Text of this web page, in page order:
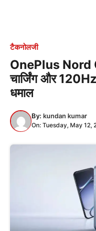
टैकनोलजी
OnePlus Nord
चार्जिंग और
धमाल
By: kundan kumar
On: Tuesday, May 12,